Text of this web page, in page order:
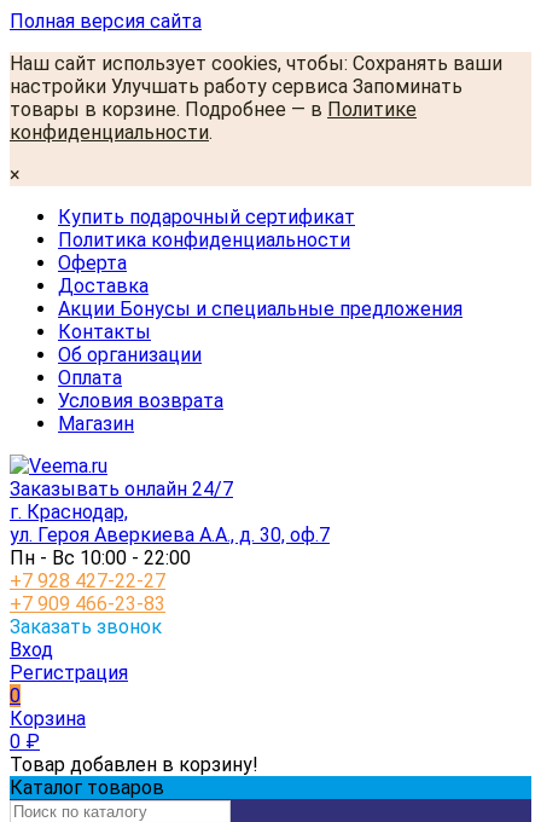
Полная версия сайта
Наш сайт использует cookies, чтобы: Сохранять ваши
настройки Улучшать работу сервиса Запоминать
товары в корзине. Подробнее — в Политике
конфиденциальности.
×
Купить подарочный сертификат
Политика конфиденциальности
Оферта
Доставка
Акции Бонусы и специальные предложения
Контакты
Об организации
Оплата
Условия возврата
Магазин
Заказывать онлайн 24/7
г. Краснодар,
ул. Героя Аверкиева А.А., д. 30, оф.7
Пн - Вс 10:00 - 22:00
+7 928 427-22-27
+7 909 466-23-83
Заказать звонок
Вход
Регистрация
0
Корзина
0 ₽
Товар добавлен в корзину!
Каталог товаров